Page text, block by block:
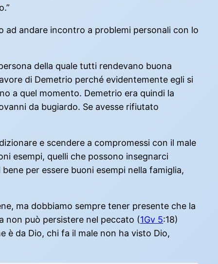
ad andare incontro a problemi personali con lo
della quale tutti rendevano buona
di Demetrio perché evidentemente egli si
a quel momento. Demetrio era quindi la
da bugiardo. Se avesse rifiutato
e scendere a compromessi con il male
esempi, quelli che possono insegnarci
per essere buoni esempi nella famiglia,
ma dobbiamo sempre tener presente che la
non può persistere nel peccato (1Gv 5:18)
è da Dio, chi fa il male non ha visto Dio,